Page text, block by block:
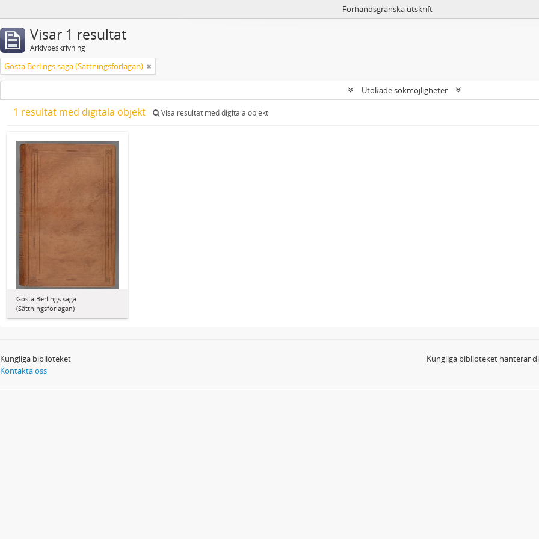
Förhandsgranska utskrift
Visar 1 resultat
Arkivbeskrivning
Gösta Berlings saga (Sättningsförlagan)
Utökade sökmöjligheter
1 resultat med digitala objekt Visa resultat med digitala objekt
Gösta Berlings saga
(Sättningsförlagan)
Kungliga biblioteket
Kontakta oss
Kungliga biblioteket hanterar